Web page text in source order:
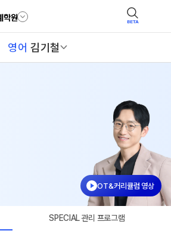
BETA
영어 김기철
OT&커리큘럼 영상
SPECIAL 관리 프로그램